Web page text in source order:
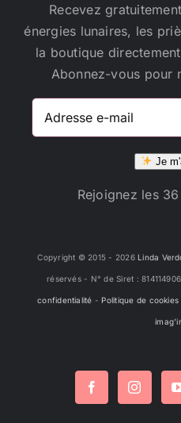
Recevez
énergies lunaires, les
la boutique
Abonnez-vous pour
Adresse
Je
Rejoignez les
Copyright © 2015 - 2026 Linda
réservés - N° de Siret :
confidentialité - Politique de cookies